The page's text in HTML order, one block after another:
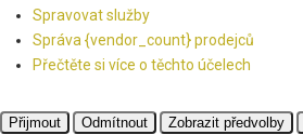
Spravovat služby
Správa {vendor_count} prodejců
Přečtěte si více o těchto účelech
Přijmout Odmítnout Zobrazit předvolby